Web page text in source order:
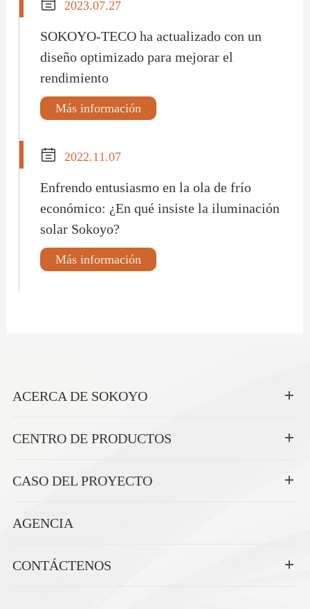
 2023.07.27
SOKOYO-TECO ha actualizado con un
diseño optimizado para mejorar el
rendimiento
Más información
 2022.11.07
Enfrendo entusiasmo en la ola de frío
económico: ¿En qué insiste la iluminación
solar Sokoyo?
Más información
ACERCA DE SOKOYO
CENTRO DE PRODUCTOS
CASO DEL PROYECTO
AGENCIA
CONTÁCTENOS